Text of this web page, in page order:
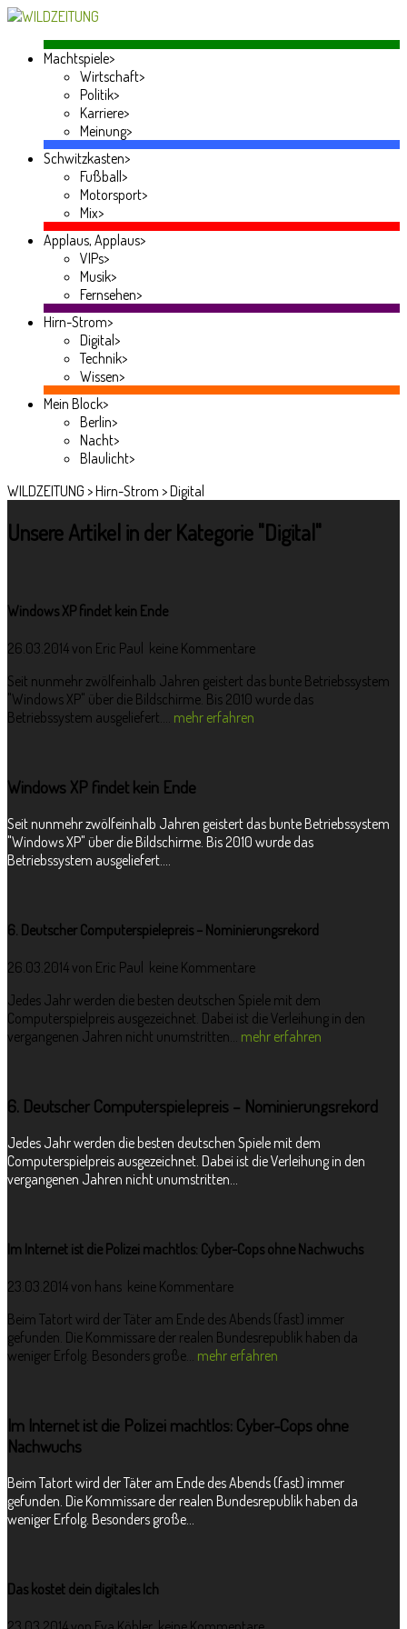
Machtspiele>
Wirtschaft>
Politik>
Karriere>
Meinung>
Schwitzkasten>
Fußball>
Motorsport>
Mix>
Applaus, Applaus>
VIPs>
Musik>
Fernsehen>
Hirn-Strom>
Digital>
Technik>
Wissen>
Mein Block>
Berlin>
Nacht>
Blaulicht>
WILDZEITUNG >Hirn-Strom >Digital
Unsere Artikel in der Kategorie "Digital"
Windows XP findet kein Ende
26.03.2014 von Eric Paul keine Kommentare
Seit nunmehr zwölfeinhalb Jahren geistert das bunte Betriebssystem
"Windows XP" über die Bildschirme. Bis 2010 wurde das
Betriebssystem ausgeliefert.... mehr erfahren
Windows XP findet kein Ende
Seit nunmehr zwölfeinhalb Jahren geistert das bunte Betriebssystem
"Windows XP" über die Bildschirme. Bis 2010 wurde das
Betriebssystem ausgeliefert....
6. Deutscher Computerspielepreis – Nominierungsrekord
26.03.2014 von Eric Paul keine Kommentare
Jedes Jahr werden die besten deutschen Spiele mit dem
Computerspielpreis ausgezeichnet. Dabei ist die Verleihung in den
vergangenen Jahren nicht unumstritten... mehr erfahren
6. Deutscher Computerspielepreis – Nominierungsrekord
Jedes Jahr werden die besten deutschen Spiele mit dem
Computerspielpreis ausgezeichnet. Dabei ist die Verleihung in den
vergangenen Jahren nicht unumstritten...
Im Internet ist die Polizei machtlos: Cyber-Cops ohne Nachwuchs
23.03.2014 von hans keine Kommentare
Beim Tatort wird der Täter am Ende des Abends (fast) immer
gefunden. Die Kommissare der realen Bundesrepublik haben da
weniger Erfolg. Besonders große... mehr erfahren
Im Internet ist die Polizei machtlos: Cyber-Cops ohne
Nachwuchs
Beim Tatort wird der Täter am Ende des Abends (fast) immer
gefunden. Die Kommissare der realen Bundesrepublik haben da
weniger Erfolg. Besonders große...
Das kostet dein digitales Ich